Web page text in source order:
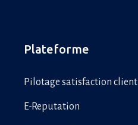
Plateforme
Pilotage satisfaction client
E-Reputation